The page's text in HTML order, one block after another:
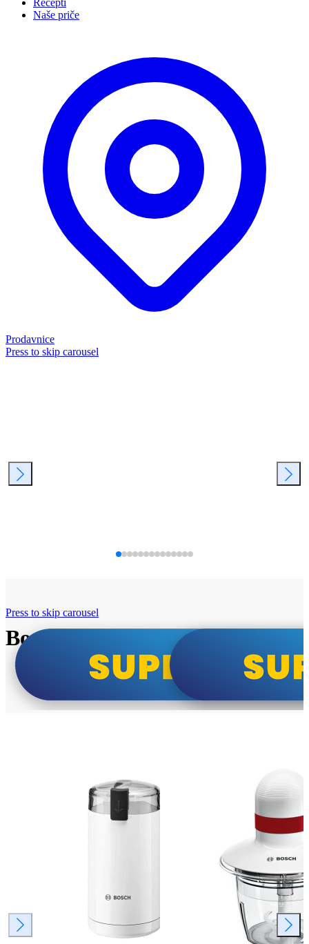
Recepti
Naše priče
Prodavnice
Press to skip carousel
Bosch super cene
Press to skip carousel